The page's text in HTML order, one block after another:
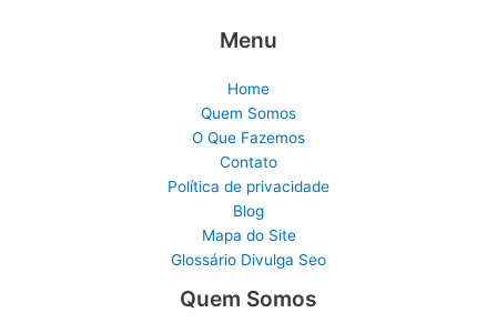
Menu
Home
Quem Somos
O Que Fazemos
Contato
Política de privacidade
Blog
Mapa do Site
Glossário Divulga Seo
Quem Somos